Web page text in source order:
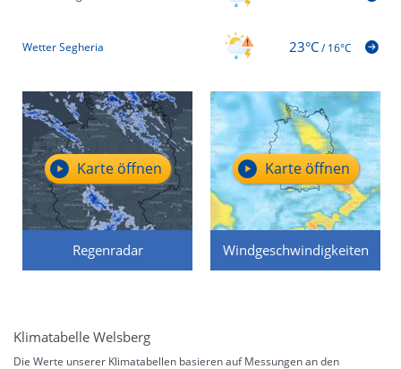
Wetter Segheria 23°C/16°C
Regenradar
Karte öffnen
Windgeschwindigkeiten
Karte öffnen
Klimatabelle Welsberg
Die Werte unserer Klimatabellen basieren auf Messungen an den